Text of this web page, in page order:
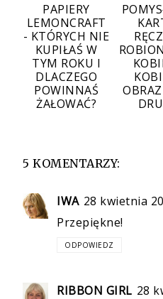
PAPIERY
LEMONCRAFT
- KTÓRYCH NIE
KUPIŁAŚ W
TYM ROKU I
DLACZEGO
POWINNAŚ
ŻAŁOWAĆ?
5 KOMENTARZY:
IWA 28 kwietnia
Przepiękne!
ODPOWIEDZ
RIBBON GIRL 28